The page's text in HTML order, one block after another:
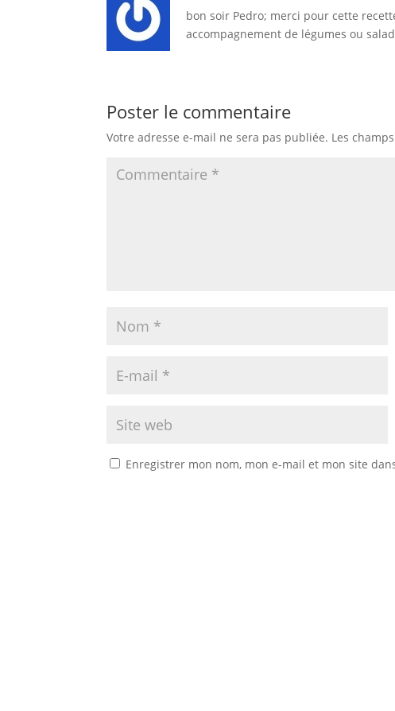
bon soir Pedro; merci pour cette
accompagnement de légumes ou
Poster le commentaire
Votre adresse e-mail ne sera pas publiée. Les
Enregistrer mon nom, mon e-mail et mon site